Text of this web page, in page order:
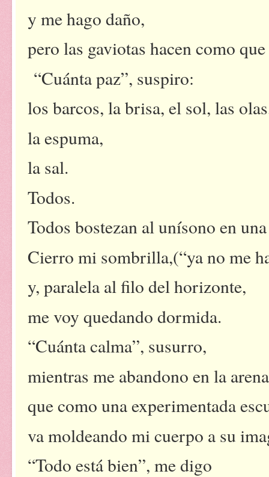
y me hago daño,
pero las gaviotas hacen como
“Cuánta paz”, suspiro:
los barcos, la brisa, el sol, las
la espuma,
la sal.
Todos.
Todos bostezan al unísono en
Cierro mi sombrilla,(“ya no me
y, paralela al filo del horizonte,
me voy quedando dormida.
“Cuánta calma”, susurro,
mientras me abandono en la
que como una experimentada
va moldeando mi cuerpo a su
“Todo está bien”, me digo